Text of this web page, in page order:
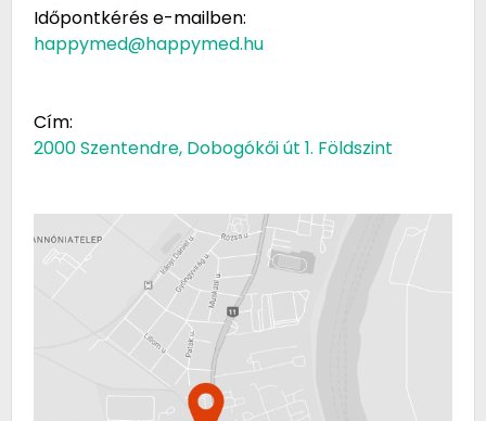
Időpontkérés e-mailben:
happymed@happymed.hu
Cím:
2000 Szentendre, Dobogókői út 1. Földszint